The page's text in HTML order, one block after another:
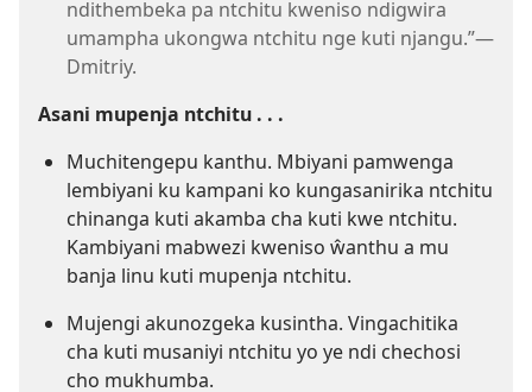
ndithembeka pa ntchitu kweniso ndigwira
umampha ukongwa ntchitu nge kuti njangu.”​—
Dmitriy.
Asani mupenja ntchitu . . .
Muchitengepu kanthu. Mbiyani pamwenga
lembiyani ku kampani ko kungasanirika ntchitu
chinanga kuti akamba cha kuti kwe ntchitu.
Kambiyani mabwezi kweniso ŵanthu a mu
banja linu kuti mupenja ntchitu.
Mujengi akunozgeka kusintha. Vingachitika
cha kuti musaniyi ntchitu yo ye ndi chechosi
cho mukhumba.